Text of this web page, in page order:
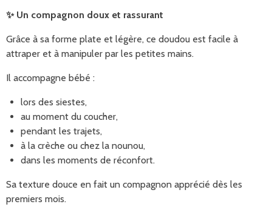
✨Un compagnon doux et rassurant
Grâce à sa forme plate et légère, ce doudou est facile à
attraper et à manipuler par les petites mains.
Il accompagne bébé :
lors des siestes,
au moment du coucher,
pendant les trajets,
à la crèche ou chez la nounou,
dans les moments de réconfort.
Sa texture douce en fait un compagnon apprécié dès les
premiers mois.